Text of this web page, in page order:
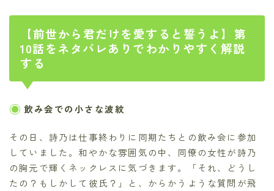
【前世から君だけを愛すると誓うよ】第
10話をネタバレありでわかりやすく解説
する
飲み会での小さな波紋
その日、詩乃は仕事終わりに同期たちとの飲み会に参加
していました。和やかな雰囲気の中、同僚の女性が詩乃
の胸元で輝くネックレスに気づきます。「それ、どうし
たの？もしかして彼氏？」と、からかうような質問が飛